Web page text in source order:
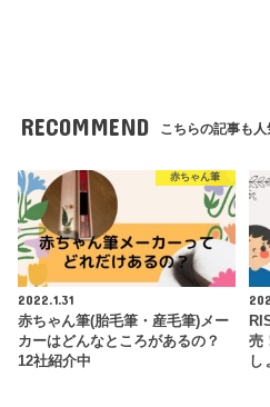
RECOMMEND こちらの記事も人
赤ちゃん筆
2022.1.31
赤ちゃん筆(胎毛筆・産毛筆)メー
カーはどんなところがあるの？
12社紹介中
売
し